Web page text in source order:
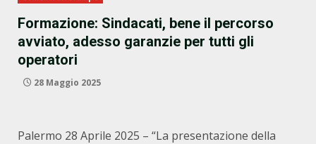
Formazione: Sindacati, bene il percorso
avviato, adesso garanzie per tutti gli
operatori
28 Maggio 2025
Palermo 28 Aprile 2025 – “La presentazione della